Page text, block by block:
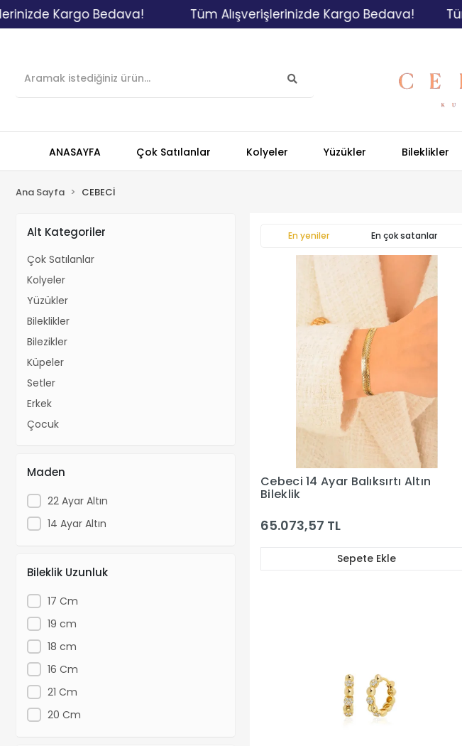
Kargo Bedava! Tüm Alışverişlerinizde Kargo Bedava! Tüm
ANASAYFA Çok Satılanlar Kolyeler Yüzükler Bileklikler
Ana Sayfa CEBECİ
Alt Kategoriler
Çok Satılanlar
Kolyeler
Yüzükler
Bileklikler
Bilezikler
Küpeler
Setler
Erkek
Çocuk
Maden
22 Ayar Altın
14 Ayar Altın
Bileklik Uzunluk
17 Cm
19 cm
18 cm
16 Cm
21 Cm
20 Cm
En yeniler En çok satanlar
Cebeci 14 Ayar Balıksırtı Altın
Bileklik
65.073,57 TL
Sepete Ekle